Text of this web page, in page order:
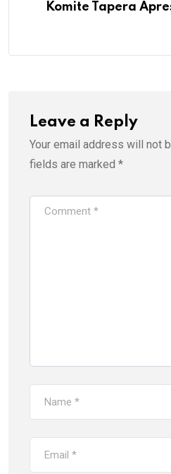
Komite Tapera
Leave a Reply
Your email address will not
fields are marked *